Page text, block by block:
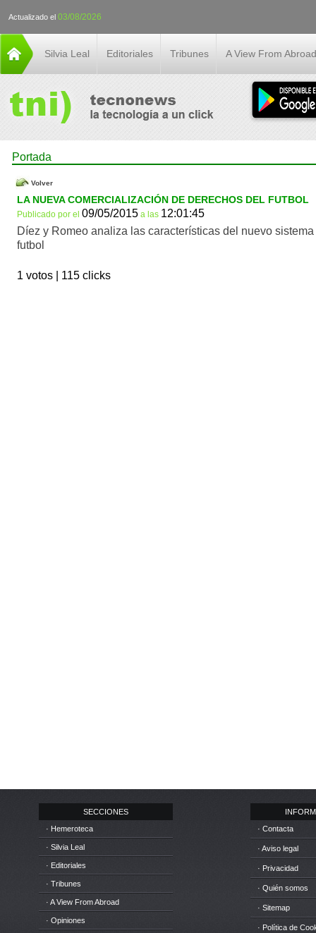
Actualizado el 03/08/2026
Silvia Leal Editoriales Tribunes A View From Abroad
Portada
Volver
LA NUEVA COMERCIALIZACIÓN DE DERECHOS DEL FUTBOL
Publicado por el 09/05/2015 a las 12:01:45
Díez y Romeo analiza las características del nuevo
futbol
1 votos | 115 clicks
SECCIONES
· Hemeroteca
· Silvia Leal
· Editoriales
· Tribunes
· A View From Abroad
· Opiniones
· Contacta
· Aviso legal
· Privacidad
· Quién somos
· Sitemap
· Política de